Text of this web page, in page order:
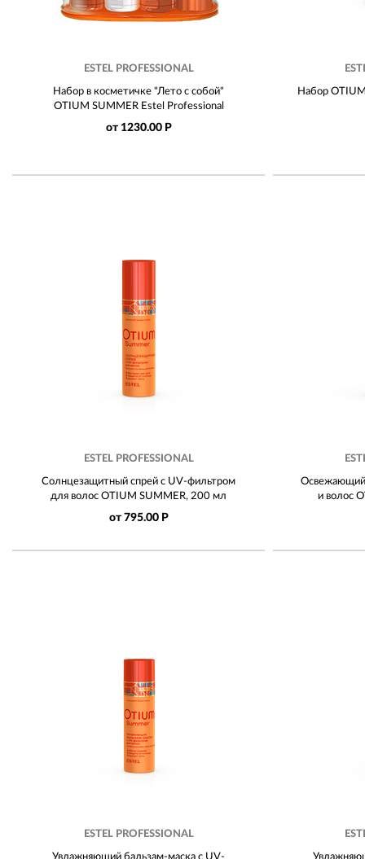
ESTEL PROFESSIONAL
Набор в косметичке "Лето с собой"
OTIUM SUMMER Estel Professional
от 1230.00 Р
Набор
ESTEL PROFESSIONAL
Солнцезащитный спрей с UV-фильтром
для волос OTIUM SUMMER, 200 мл
от 795.00 Р
Освежающий
и волос
ESTEL PROFESSIONAL